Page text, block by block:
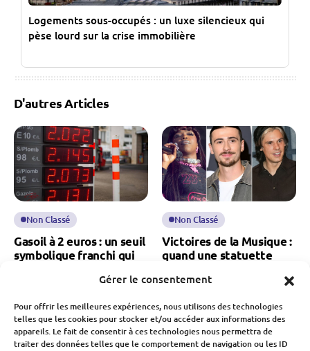
Gérer le consentement
Pour offrir les meilleures expériences, nous utilisons des technologies
telles que les cookies pour stocker et/ou accéder aux informations des
appareils. Le fait de consentir à ces technologies nous permettra de
traiter des données telles que le comportement de navigation ou les ID
Logements sous-occupés : un luxe silencieux qui
pèse lourd sur la crise immobilière
D'autres Articles
Non Classé
Gasoil à 2 euros : un seuil
symbolique franchi qui
sur le pouvoir d’achat
Fabien Monvoisin
9 Mars 2026
Non Classé
Victoires de la Musique :
quand une statuette
les revenus
Fabien Monvoisin
13 Février 2026